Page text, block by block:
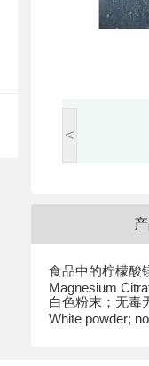
<
食品中的柠檬酸
Magnesium
白色粉末；无毒
White powder;